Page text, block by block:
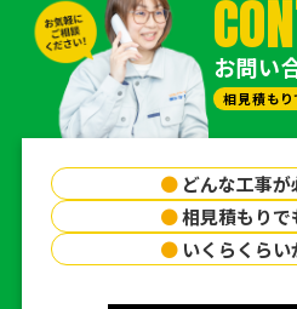
お問い
相見積もり
● どんな工事が
●相見積もりで
● いくらくらい